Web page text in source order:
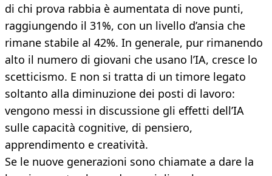
di chi prova rabbia è aumentata di nove punti,
raggiungendo il 31%, con un livello d’ansia che
rimane stabile al 42%. In generale, pur rimanendo
alto il numero di giovani che usano l’IA, cresce lo
scetticismo. E non si tratta di un timore legato
soltanto alla diminuzione dei posti di lavoro:
vengono messi in discussione gli effetti dell’IA
sulle capacità cognitive, di pensiero,
apprendimento e creatività.
Se le nuove generazioni sono chiamate a dare la